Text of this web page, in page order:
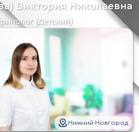
Виктория Николаевна
(Детский)
Нижний Новгород